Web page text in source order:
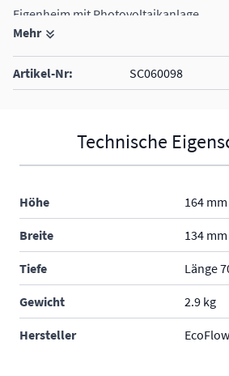
Eigenheim mit Photovoltaikanlage.
Leistung: 6000 W
Einschraubgewinde: G1 1/2"
Heizstablänge: 550 mm
Mehr
Artikel-Nr: SC060098
Technische
Höhe 164 mm
Breite 134 mm
Tiefe Länge
Gewicht 2.9 kg
Hersteller EcoFlow